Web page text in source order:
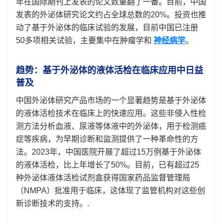
年在国际期刊上发表的论文数量翻了一番。目前，中国
发表的外泌体研究论文约占全球总数的20%。投资也推
动了基于外泌体的临床试验的发展，目前中国已注册
50多项相关试验，主要集中在肿瘤学和 神经病学。
趋势：基于外泌体的液体活检在临床应用中日益
普及
中国外泌体研究产品市场的一个显著趋势是基于外泌体
的液体活检技术在临床上的快速应用。这些非侵入性检
测方法分析血液、尿液等体液中的外泌体，用于检测癌
症等疾病，为早期诊断和监测提供了一种革命性的方
法。2023年，中国医院开展了超过15万例基于外泌体
的液体活检，比上年增长了50%。目前，已有超过25
种外泌体液体活检试剂盒获得国家药品监督管理局
（NMPA）批准用于临床，这体现了监管机构对这些创
新诊断技术的支持。.